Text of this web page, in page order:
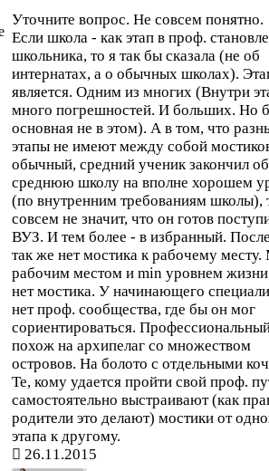
Уточните вопрос. Не совсем понятно.
Если школа - как этап в проф.
школьника, то я так бы сказала (не об
интернатах, а о обычных школах).
является. Одним из многих (Внутри
много погрешностей. И больших. Но
основная не в этом). А в том, что
этапы не имеют между собой
обычный, средний ученик закончил
среднюю школу на вполне хорошем
(по внутренним требованиям школы),
совсем не значит, что он готов
ВУЗ. И тем более - в избранный.
так же нет мостика к рабочему
рабочим местом и min уровнем
нет мостика. У начинающего
нет проф. сообщества, где бы он мог
сориентироваться.
похож на архипелаг со множеством
островов. На болото с отдельными
Те, кому удается пройти свой проф.
самостоятельно выстраивают (как
родители это делают) мостики от
этапа к другому.
26.11.2015